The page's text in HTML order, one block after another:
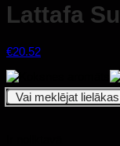
Lattafa
€20.52
Vai meklējat